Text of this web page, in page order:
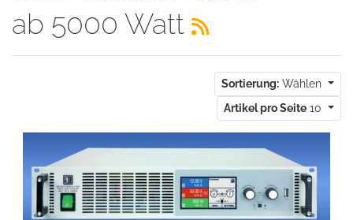
ab 5000 Watt
Sortierung: Wählen
Artikel pro Seite 10